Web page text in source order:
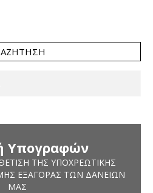
Υπογραφών
ΤΗΣ ΥΠΟΧΡΕΩΤΙΚΉΣ
ΕΞΑΓΟΡΆΣ ΤΩΝ ΔΑΝΕΊΩΝ
ΜΑΣ